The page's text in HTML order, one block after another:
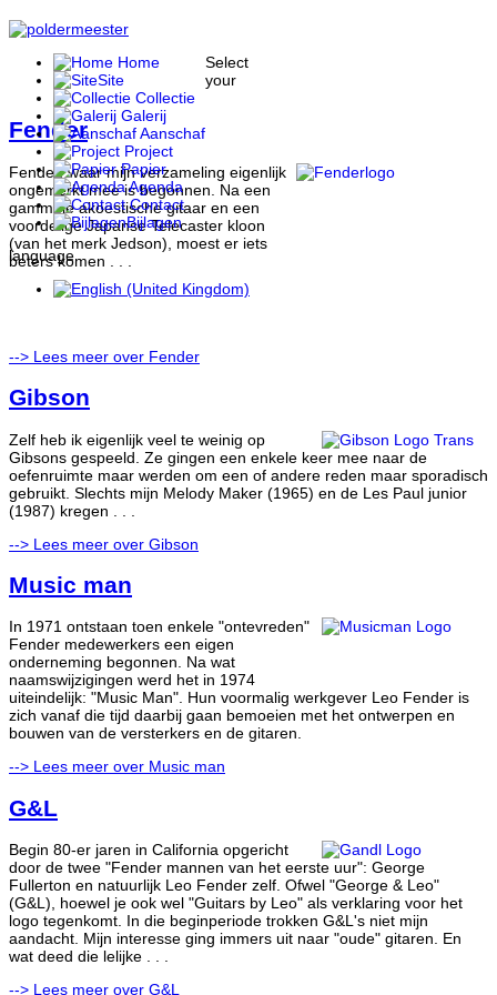
Home
Site
Collectie
Galerij
Aanschaf
Project
Papier
Agenda
Contact
Bijlagen
Select
your
language
Fender
Fender, waar mijn verzameling eigenlijk
ongemerkt mee is begonnen. Na een
gammele akoestische gitaar en een
voordelige Japanse Telecaster kloon
(van het merk Jedson), moest er iets
beters komen . . .
--> Lees meer over Fender
Gibson
Zelf heb ik eigenlijk veel te weinig op
Gibsons gespeeld. Ze gingen een enkele keer mee naar de
oefenruimte maar werden om een of andere reden maar sporadisch
gebruikt. Slechts mijn Melody Maker (1965) en de Les Paul junior
(1987) kregen . . .
--> Lees meer over Gibson
Music man
In 1971 ontstaan toen enkele "ontevreden"
Fender medewerkers een eigen
onderneming begonnen. Na wat
naamswijzigingen werd het in 1974
uiteindelijk: "Music Man". Hun voormalig werkgever Leo Fender is
zich vanaf die tijd daarbij gaan bemoeien met het ontwerpen en
bouwen van de versterkers en de gitaren.
--> Lees meer over Music man
G&L
Begin 80-er jaren in California opgericht
door de twee "Fender mannen van het eerste uur": George
Fullerton en natuurlijk Leo Fender zelf. Ofwel "George & Leo"
(G&L), hoewel je ook wel "Guitars by Leo" als verklaring voor het
logo tegenkomt. In die beginperiode trokken G&L's niet mijn
aandacht. Mijn interesse ging immers uit naar "oude" gitaren. En
wat deed die lelijke . . .
--> Lees meer over G&L